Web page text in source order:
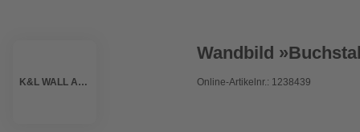
K&L WALL ART
Wandbild
Online-Artikelnr.: 1238439